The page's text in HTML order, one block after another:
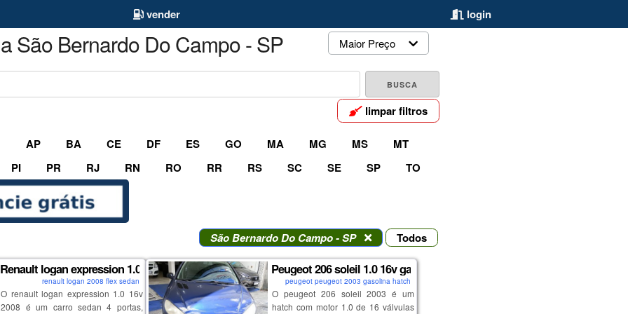
vender login
São Bernardo Do Campo - SP
limpar filtros
Maior Preço
AP BA CE DF ES GO MA MG MS
MT
PI PR RJ RN RO RR RS SC SE SP TO
Todos
São Bernardo Do Campo - SP
Renault logan expression 1.0 16v 2008
renault logan 2008 flex sedan
O renault logan expression 1.0 16v
2008 é um carro sedan 4 portas,
Peugeot 206 soleil 1.0 16v gasolina 2003
peugeot peugeot 2003 gasolina hatch
O peugeot 206 soleil 2003 é um
hatch com motor 1.0 de 16 válvulas